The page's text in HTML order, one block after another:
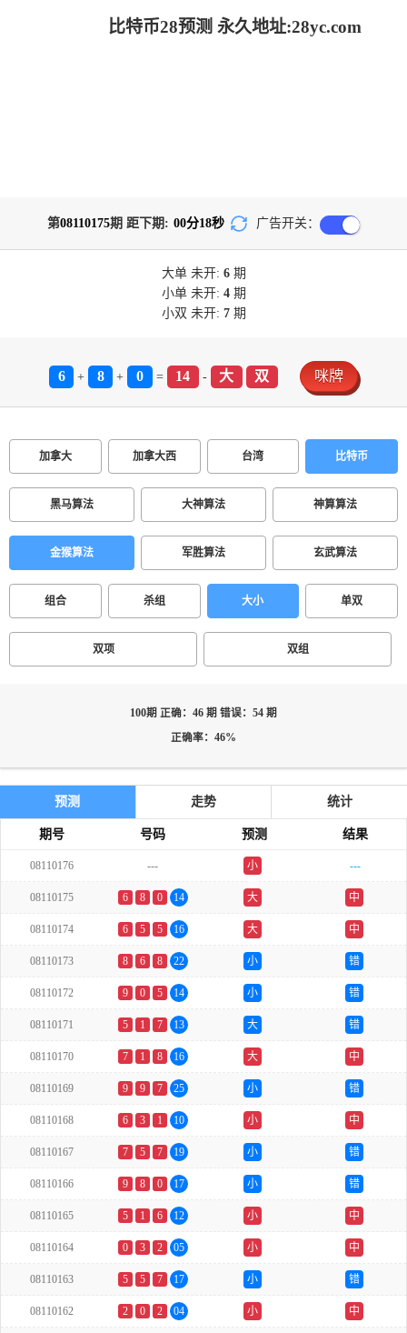
比特币28预测 永久地址:28yc.com
第08110175期 距下期: 00分17秒 广告开关：
大单 未开: 6期
小单 未开: 4期
小双 未开: 7期
6 + 8 + 0 = 14 - 大 双 咪牌
加拿大 加拿大西 台湾 比特币
黑马算法 大神算法 神算算法
金猴算法 军胜算法 玄武算法
组合 杀组 大小 单双
双项 双组
100期 正确：46 期 错误：54 期
正确率：46%
预测 走势 统计
期号 号码 预测 结果
08110176 ---
小
---
08110175 6 8 0 14 大 中
08110174 6 5 5 16 大 中
08110173 8 6 8 22 小 错
08110172 9 0 5 14 小 错
08110171 5 1 7 13 大 错
08110170 7 1 8 16 大 中
08110169 9 9 7 25 小 错
08110168 6 3 1 10 小 中
08110167 7 5 7 19 小 错
08110166 9 8 0 17 小 错
08110165 5 1 6 12 小 中
08110164 0 3 2 05 小 中
08110163 5 5 7 17 小 错
08110162 2 0 2 04 小 中